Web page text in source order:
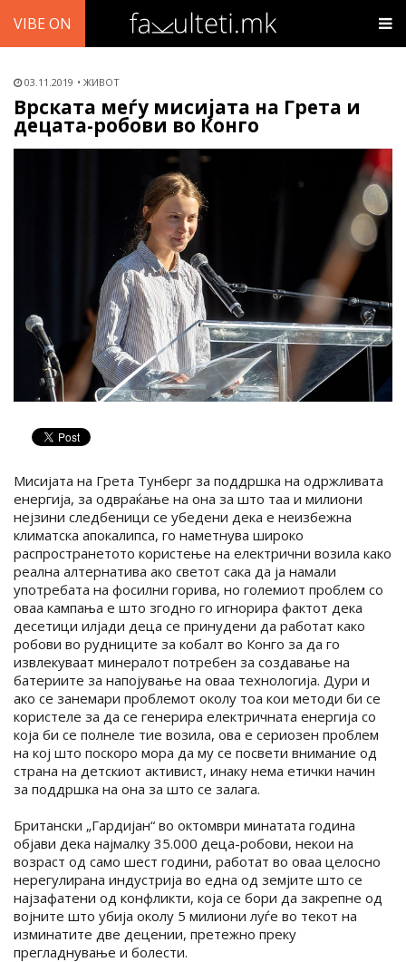
VIBE ON
03.11.2019 ЖИВОТ
Врската меѓу мисијата на Грета и
децата-робови во Конго
Мисијата на Грета Тунберг за поддршка на одржливата
енергија, за одвраќање на она за што таа и милиони
нејзини следбеници се убедени дека е неизбежна
климатска апокалипса, го наметнува широко
распространетото користење на електрични возила како
реална алтернатива ако светот сака да ја намали
употребата на фосилни горива, но големиот проблем со
оваа кампања е што згодно го игнорира фактот дека
десетици илјади деца се принудени да работат како
робови во рудниците за кобалт во Конго за да го
извлекуваат минералот потребен за создавање на
батериите за напојување на оваа технологија. Дури и
ако се занемари проблемот околу тоа кои методи би се
користеле за да се генерира електричната енергија со
која би се полнеле тие возила, ова е сериозен проблем
на кој што поскоро мора да му се посвети внимание од
страна на детскиот активист, инаку нема етички начин
за поддршка на она за што се залага.
Британски „Гардијан“ во октомври минатата година
објави дека најмалку 35.000 деца-робови, некои на
возраст од само шест години, работат во оваа целосно
нерегулирана индустрија во една од земјите што се
најзафатени од конфликти, која се бори да закрепне од
војните што убија околу 5 милиони луѓе во текот на
изминатите две децении, претежно преку
прегладнување и болести.